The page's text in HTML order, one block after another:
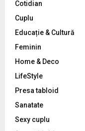
:Cotidian
Cuplu
Educație & Cultură
Feminin
Home & Deco
LifeStyle
Presa tabloid
Sanatate
Sexy cuplu